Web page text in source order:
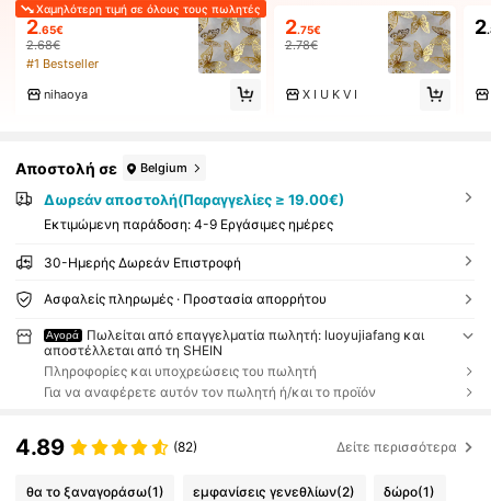
Χαμηλότερη τιμή σε όλους τους πωλητές
2.65€
2.68€
#1 Bestseller
nihaoya
2.75€
2.78€
X I U K V I
2
Αποστολή σε Belgium
Δωρεάν αποστολή(Παραγγελίες ≥ 19.00€)
Εκτιμώμενη παράδοση: 4-9 Εργάσιμες ημέρες
30-Ημερής Δωρεάν Επιστροφή
Ασφαλείς πληρωμές · Προστασία απορρήτου
Αγορά
Πωλείται από επαγγελματία πωλητή: luoyujiafang και
αποστέλλεται από τη SHEIN
Πληροφορίες και υποχρεώσεις του πωλητή
Για να αναφέρετε αυτόν τον πωλητή ή/και το προϊόν
4.89 (82) Δείτε περισσότερα
θα το ξαναγοράσω(1) εμφανίσεις γενεθλίων(2) δώρο(1)